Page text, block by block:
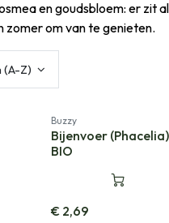
en goudsbloem: er zit
zomer om van te genieten.
(A-Z)
Buzzy
Bijenvoer
BIO
€ 2,69